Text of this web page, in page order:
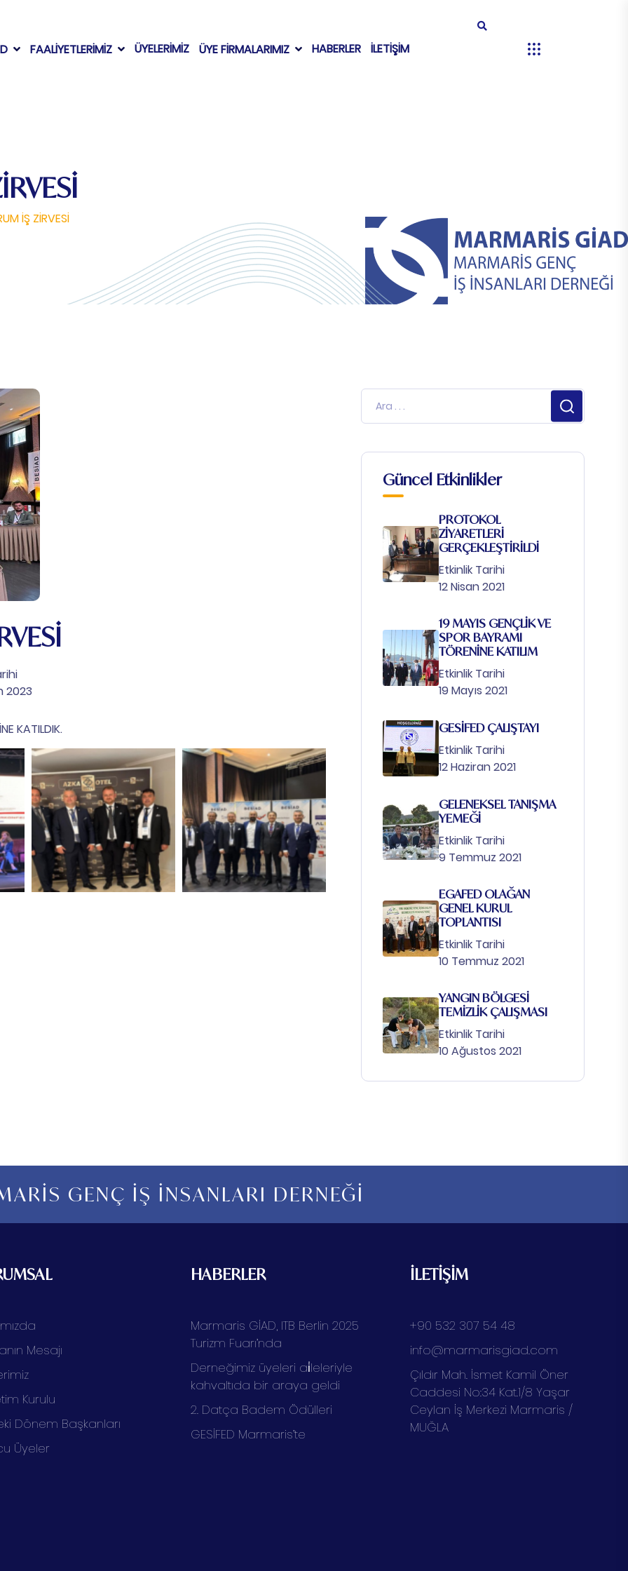
FAALİYETLERİMİZ ÜYELERİMİZ ÜYE FİRMALARIMIZ HABERLER İLETİŞİM
İŞ ZİRVESİ
2023
KATILDIK.
Güncel Etkinlikler
PROTOKOL
ZİYARETLERİ
GERÇEKLEŞTİRİLDİ
Etkinlik Tarihi
12 Nisan 2021
19 MAYIS GENÇLİK VE
SPOR BAYRAMI
TÖRENİNE KATILIM
Etkinlik Tarihi
19 Mayıs 2021
GESİFED ÇALIŞTAYI
Etkinlik Tarihi
12 Haziran 2021
GELENEKSEL TANIŞMA
YEMEĞİ
Etkinlik Tarihi
9 Temmuz 2021
EGAFED OLAĞAN
GENEL KURUL
TOPLANTISI
Etkinlik Tarihi
10 Temmuz 2021
YANGIN BÖLGESİ
TEMİZLİK ÇALIŞMASI
Etkinlik Tarihi
10 Ağustos 2021
GENÇ İŞ İNSANLARI DERNEĞİ
Mesajı
Kurulu
Dönem Başkanları
Üyeler
HABERLER
Marmaris GİAD, ITB Berlin 2025
Turizm Fuarı’nda
Derneğimiz üyeleri ai̇leleriyle
kahvaltıda bir araya geldi
2. Datça Badem Ödülleri
GESİFED Marmaris’te
İLETİŞİM
+90 532 307 54 48
info@marmarisgiad.com
Çıldır Mah. İsmet Kamil Öner
Caddesi No:34 Kat.1/8 Yaşar
Ceylan İş Merkezi Marmaris /
MUĞLA